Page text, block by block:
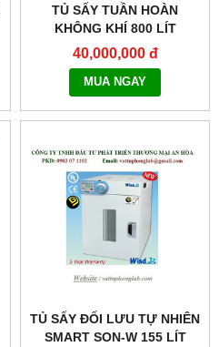
TỦ SẤY TUẦN HOÀN
KHÔNG KHÍ 800 LÍT
MODEL:WOC-800
40,000,000 đ
MUA NGAY
TỦ SẤY ĐỐI LƯU TỰ NHIÊN
SMART SON-W 155 LÍT